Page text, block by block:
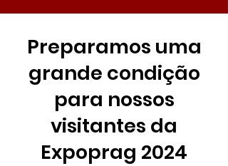
Preparamos uma
grande condição
para nossos
visitantes da
Expoprag 2024